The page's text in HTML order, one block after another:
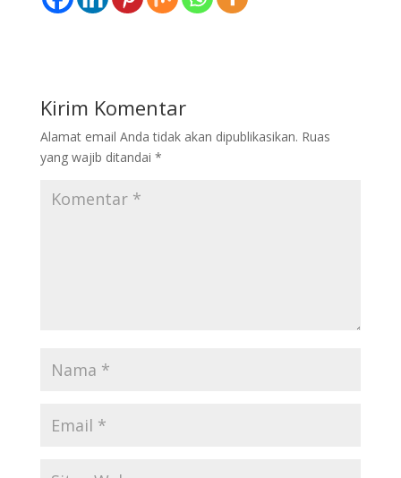
Kirim Komentar
Alamat email Anda tidak akan dipublikasikan. Ruas
yang wajib ditandai *